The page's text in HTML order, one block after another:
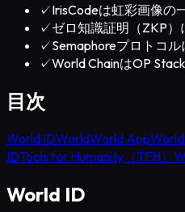
✓IrisCodeは虹彩画像の
✓ゼロ知識証明（ZKP
✓Semaphoreプロトコ
✓World ChainはOP
目次
World IDWorldWorld App
IDTools for Humanity（TFH）
World ID